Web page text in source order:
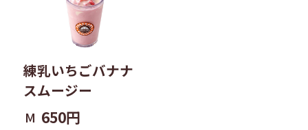
練乳いちごバナナ
スムージー
M 650円